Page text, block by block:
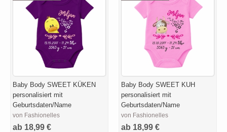
Baby Body SWEET KÜKEN
personalisiert mit
Geburtsdaten/Name
von Fashionelles
ab 18,99 €
Baby Body SWEET KUH
personalisiert mit
Geburtsdaten/Name
von Fashionelles
ab 18,99 €